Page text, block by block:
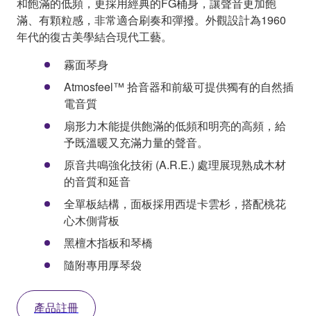
滿、有顆粒感，非常適合刷奏和彈撥。外觀設計為1960
年代的復古美學結合現代工藝。
霧面琴身
Atmosfeel™ 拾音器和前級可提供獨有的自然插
電音質
扇形力木能提供飽滿的低頻和明亮的高頻，給
予既溫暖又充滿力量的聲音。
原音共鳴強化技術 (A.R.E.) 處理展現熟成木材
的音質和延音
全單板結構，面板採用西堤卡雲杉，搭配桃花
心木側背板
黑檀木指板和琴橋
隨附專用厚琴袋
產品註冊